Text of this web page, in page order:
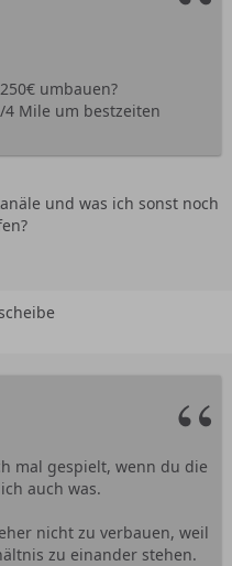
umbauen?
Mile um bestzeiten
und was ich sonst noch
mal gespielt, wenn du die
auch was.
nicht zu verbauen, weil
zu einander stehen.